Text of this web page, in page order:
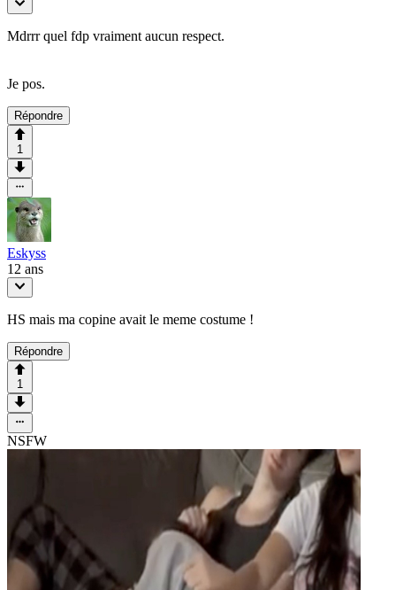
Mdrrr quel fdp vraiment aucun respect.
Je pos.
Répondre
1
Eskyss
12 ans
HS mais ma copine avait le meme costume !
Répondre
1
NSFW